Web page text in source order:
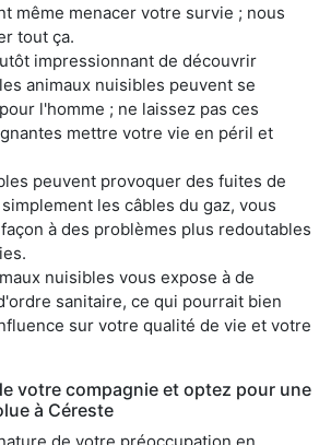
même menacer votre survie ; nous
tout ça.
impressionnant de découvrir
animaux nuisibles peuvent se
l'homme ; ne laissez pas ces
mettre votre vie en péril et
peuvent provoquer des fuites de
les câbles du gaz, vous
à des problèmes plus redoutables
nuisibles vous expose à de
sanitaire, ce qui pourrait bien
sur votre qualité de vie et votre
votre compagnie et optez pour une
à Céreste